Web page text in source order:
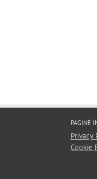
PAGINE
Privacy
Cookie